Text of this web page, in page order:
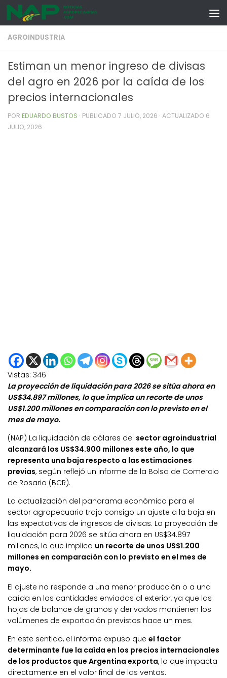
Skip to content
AGROINDUSTRIA
Estiman un menor ingreso de divisas
del agro en 2026 por la caída de los
precios internacionales
POR EDUARDO BUSTOS · PUBLICADO 7 JULIO, 2026 · ACTUALIZADO 6
JULIO, 2026
Vistas: 346
La proyección de liquidación para 2026 se sitúa ahora en
US$34.897 millones, lo que implica un recorte de unos
US$1.200 millones en comparación con lo previsto en el
mes de mayo.
(NAP) La liquidación de dólares del sector agroindustrial
alcanzará los US$34.900 millones este año, lo que
representa una baja respecto a las estimaciones
previas, según reflejó un informe de la Bolsa de Comercio
de Rosario (BCR).
La actualización del panorama económico para el
sector agropecuario trajo consigo un ajuste a la baja en
las expectativas de ingresos de divisas. La proyección de
liquidación para 2026 se sitúa ahora en US$34.897
millones, lo que implica un recorte de unos US$1.200
millones en comparación con lo previsto en el mes de
mayo.
El ajuste no responde a una menor producción o a una
caída en las cantidades enviadas al exterior, ya que las
hojas de balance de granos y derivados mantienen los
volúmenes de exportación previstos hace un mes.
En este sentido, el informe expuso que el factor
determinante fue la caída en los precios internacionales
de los productos que Argentina exporta, lo que impacta
directamente en el valor final de las ventas.